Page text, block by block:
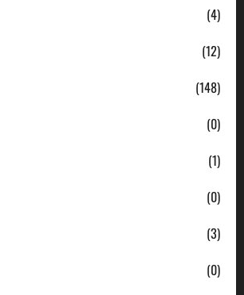
(4)
(12)
(148)
(0)
(1)
(0)
(3)
(0)